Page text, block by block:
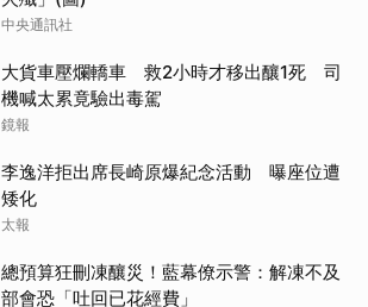
中央通訊社
大貨車壓爛轎車 救2小時才移出釀1死 司
機喊太累竟驗出毒駕
鏡報
李逸洋拒出席長崎原爆紀念活動 曝座位遭
矮化
太報
總預算狂刪凍釀災！藍幕僚示警：解凍不及
部會恐「吐回已花經費」